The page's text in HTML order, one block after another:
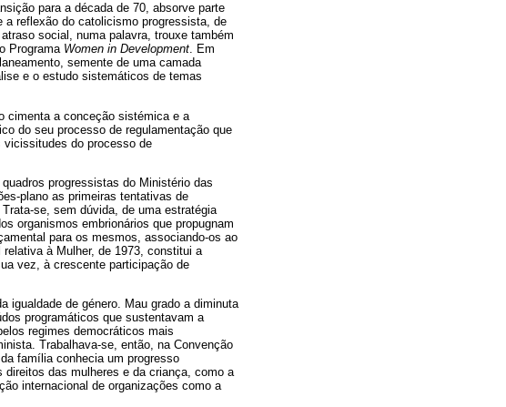
para a década de 70, absorve parte
reflexão do catolicismo progressista, de
social, numa palavra, trouxe também
Programa Women in Development. Em
semente de uma camada
e o estudo sistemáticos de temas
cimenta a conceção sistémica e a
do seu processo de regulamentação que
vicissitudes do processo de
progressistas do Ministério das
plano as primeiras tentativas de
se, sem dúvida, de uma estratégia
organismos embrionários que propugnam
para os mesmos, associando-os ao
à Mulher, de 1973, constitui a
vez, à crescente participação de
igualdade de género. Mau grado a diminuta
programáticos que sustentavam a
regimes democráticos mais
Trabalhava-se, então, na Convenção
família conhecia um progresso
das mulheres e da criança, como a
internacional de organizações como a